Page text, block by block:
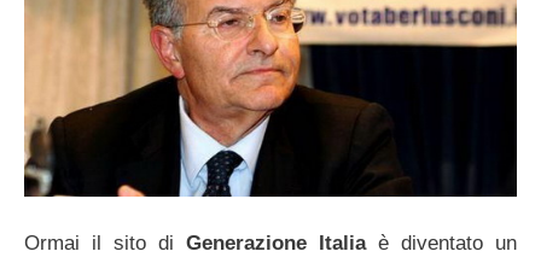
Ormai il sito di Generazione Italiaè diventato un